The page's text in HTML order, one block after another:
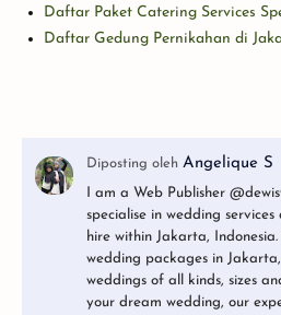
Daftar Paket Catering Services
Daftar Gedung Pernikahan di
I am a Web Publisher
specialise in wedding
hire within Jakarta,
wedding packages in Jakarta,
weddings of all kinds, sizes
your dream wedding, our